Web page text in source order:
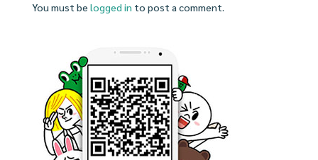
You must be logged in to post a comment.